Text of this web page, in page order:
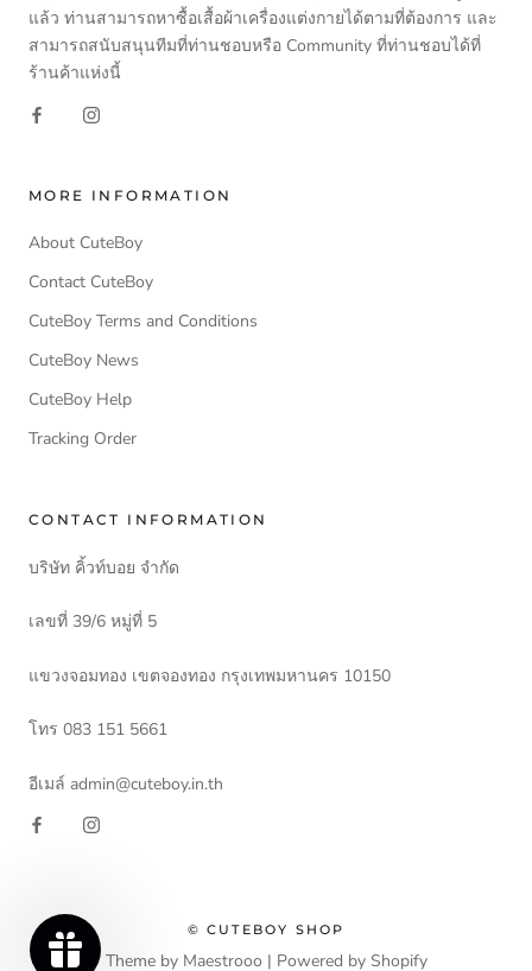
แล้ว ท่านสามารถหาซื้อเสื้อผ้าเครื่องแต่งกายได้ตามที่ต้องการ และ
สามารถสนับสนุนทีมที่ท่านชอบหรือ Community ที่ท่านชอบได้ที่
ร้านค้าแห่งนี้
MORE INFORMATION
About CuteBoy
Contact CuteBoy
CuteBoy Terms and Conditions
CuteBoy News
CuteBoy Help
Tracking Order
CONTACT INFORMATION
บริษัท คิ้วท์บอย จำกัด
เลขที่ 39/6 หมู่ที่ 5
แขวงจอมทอง เขตจองทอง กรุงเทพมหานคร 10150
โทร 083 151 5661
อีเมล์ admin@cuteboy.in.th
© CUTEBOY SHOP
Theme by Maestrooo | Powered by Shopify